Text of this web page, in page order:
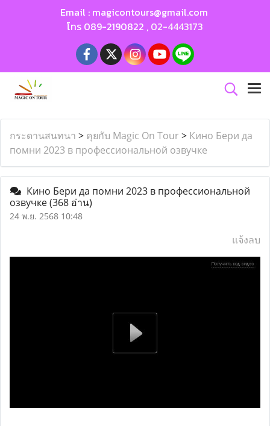
Email : magicontours@gmail.com
โทร 089-2190822 , 02-4443173
กระดานสนทนา > คุยกับ Magic On Tour > Кино Бери да
помни 2023 в профессиональной озвучке
Кино Бери да помни 2023 в профессиональной
озвучке(368 อ่าน)
24 พ.ย. 2568 10:48
แจ้งลบ